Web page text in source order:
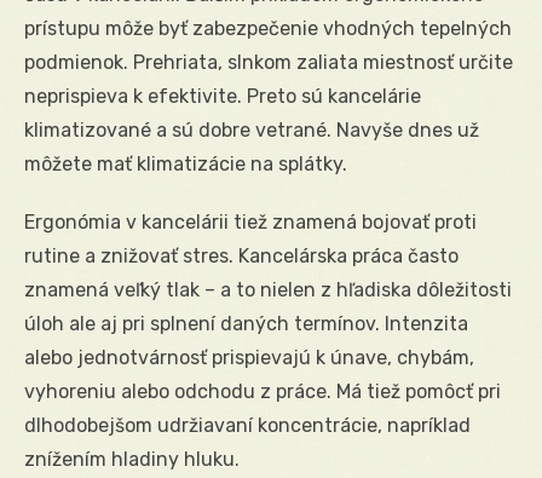
prístupu môže byť zabezpečenie vhodných tepelných
podmienok. Prehriata, slnkom zaliata miestnosť určite
neprispieva k efektivite. Preto sú kancelárie
klimatizované a sú dobre vetrané. Navyše dnes už
môžete mať klimatizácie na splátky.
Ergonómia v kancelárii tiež znamená bojovať proti
rutine a znižovať stres. Kancelárska práca často
znamená veľký tlak – a to nielen z hľadiska dôležitosti
úloh ale aj pri splnení daných termínov. Intenzita
alebo jednotvárnosť prispievajú k únave, chybám,
vyhoreniu alebo odchodu z práce. Má tiež pomôcť pri
dlhodobejšom udržiavaní koncentrácie, napríklad
znížením hladiny hluku.